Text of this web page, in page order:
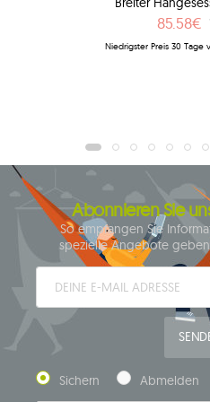
85.58€
Niedrigster Preis 30 Tage
Abonnieren Sie
So empfangen Sie
spezielle Angebote geben
Sichern Abmelden